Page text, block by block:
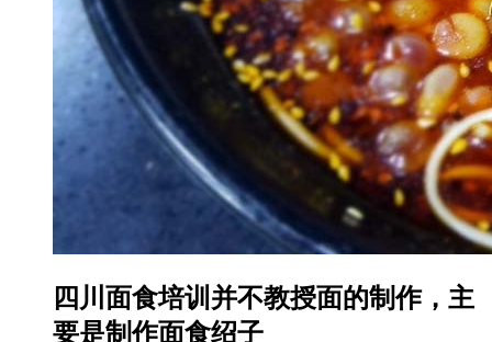
四川面食培训并不教授面的制作，主
要是制作面食绍子